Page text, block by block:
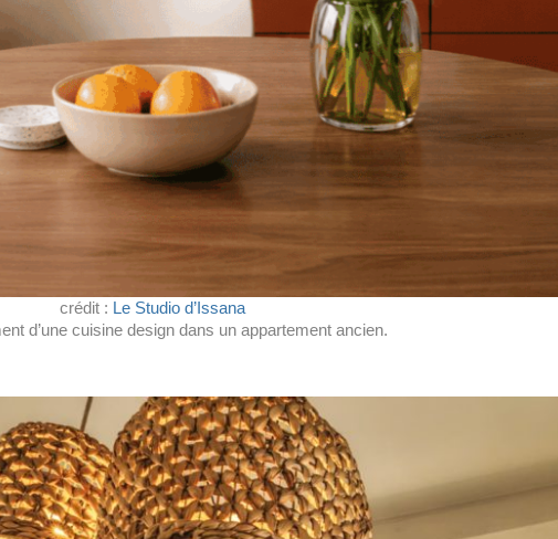
crédit : Le Studio d’Issana
d’une cuisine design dans un appartement ancien.